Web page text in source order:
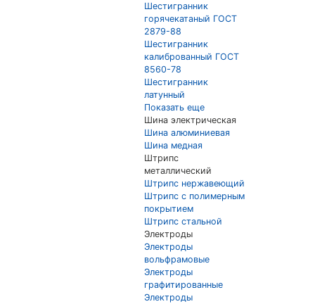
Шестигранник
горячекатаный ГОСТ
2879-88
Шестигранник
калиброванный ГОСТ
8560-78
Шестигранник
латунный
Показать еще
Шина электрическая
Шина алюминиевая
Шина медная
Штрипс
металлический
Штрипс нержавеющий
Штрипс с полимерным
покрытием
Штрипс стальной
Электроды
Электроды
вольфрамовые
Электроды
графитированные
Электроды